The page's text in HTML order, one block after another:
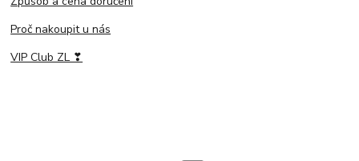
Proč nakoupit u nás
VIP Club ZL ❣